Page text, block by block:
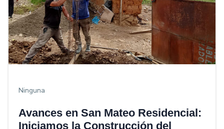
Ninguna
Avances en San Mateo Residencial:
Iniciamos la Construcción del